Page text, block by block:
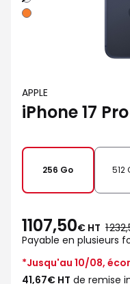
Orange
cosmique
APPLE
iPhone 17
256 Go 512
1107,50€ HT au
lieu
de
1
Payable en plusieurs
*Jusqu'au 10/08,
41,67€ HT de remise